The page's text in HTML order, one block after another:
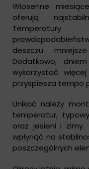
Wiosenne
oferują
deszczu
Dodatkowo,
wykorzystać
przyspiesza tempo
Unikać należy
temperatur,
oraz jesieni i zimy.
wpłynąć na
poszczególnych